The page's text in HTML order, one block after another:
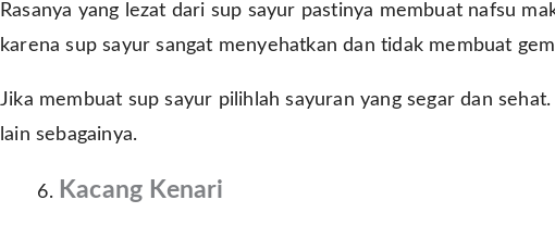
Rasanya yang lezat dari sup sayur pastinya membuat nafsu
karena sup sayur sangat menyehatkan dan tidak membuat
Jika membuat sup sayur pilihlah sayuran yang segar dan
lain sebagainya.
Kacang Kenari